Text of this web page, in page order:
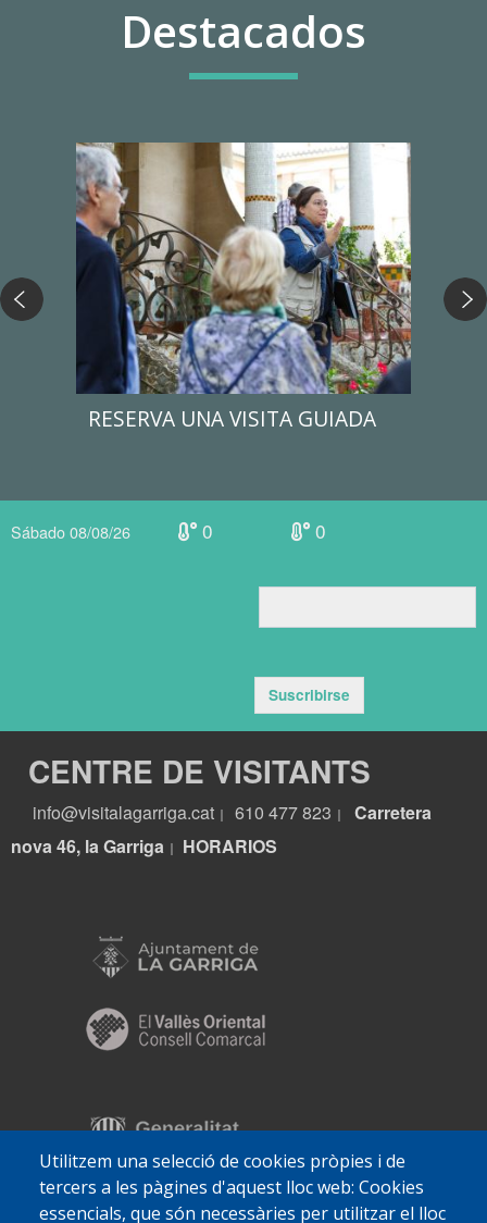
Destacados
RESERVA UNA VISITA GUIADA
Utilitzem una selecció de cookies pròpies i de
tercers a les pàgines d'aquest lloc web: Cookies
essencials, que són necessàries per utilitzar el lloc
Sábado 08/08/26 0 0
Suscribirse
CENTRE DE VISITANTS
info@visitalagarriga.cat 610 477 823
Carretera
nova 46, la Garriga
HORARIOS